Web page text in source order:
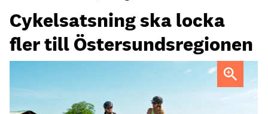
Cykelsatsning ska locka
fler till Östersundsregionen